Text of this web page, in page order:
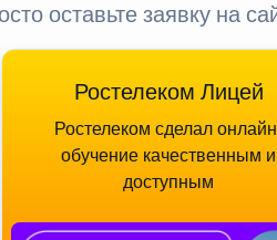
оставьте заявку на
Ростелеком Лицей
Ростелеком сделал
обучение качественным и
доступным